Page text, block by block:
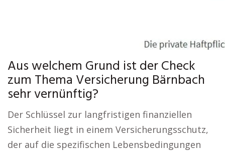
Aus welchem Grund ist der Check
zum Thema Versicherung Bärnbach
sehr vernünftig?
Der Schlüssel zur langfristigen finanziellen
Sicherheit liegt in einem Versicherungsschutz,
der auf die spezifischen Lebensbedingungen